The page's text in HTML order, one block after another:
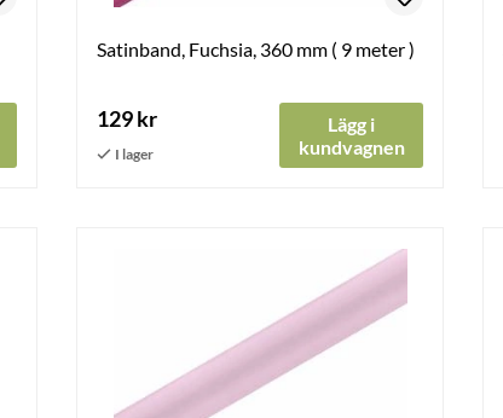
Satinband, Fuchsia, 360 mm ( 9 meter )
129 kr
Lägg i
kundvagnen